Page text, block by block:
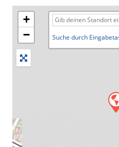
+
−
Suche durch